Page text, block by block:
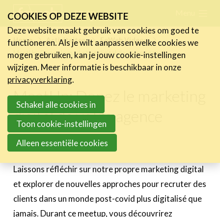
links
Jump
to
navigation
to
main
content
FR NL
Home Activiteiten
FeWeb Videos
MeetUp: Dopez le marketing digital de votre agence
MeetUp: Dopez le marketing
digital de votre agence
15 juni 2021
Laissons réfléchir sur notre propre marketing digital
et explorer de nouvelles approches pour recruter des
clients dans un monde post-covid plus digitalisé que
jamais. Durant ce meetup, vous découvrirez
Nieuws
Activiteiten
Over de FeWeb-activiteiten
FeWeb Awards
FeWeb Videos
Cases
Expertise
Toolbox
COOKIES OP DEZE WEBSITE
Deze website maakt gebruik van cookies om goed te
functioneren. Als je wilt aanpassen welke cookies we
mogen gebruiken, kan je jouw cookie-instellingen
wijzigen. Meer informatie is beschikbaar in onze
privacyverklaring.
Schakel alle cookies in
Toon cookie-instellingen
Alleen essentiële cookies